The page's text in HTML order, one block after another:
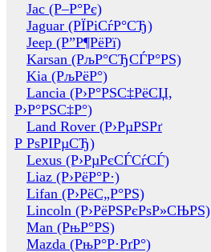
Jac (Р–Р°Рє)
Jaguar (РЇРіСѓР°СЂ)
Jeep (Р”Р¶РёРї)
Karsan (РљР°СЂСЃР°РЅ)
Kia (РљРёР°)
Lancia (Р›Р°РЅС‡РёСЏ,
Р›Р°РЅС‡Р°)
Land Rover (Р›РµРЅРґ
Р РѕРІРµСЂ)
Lexus (Р›РµРєСЃСѓСЃ)
Liaz (Р›РёР°Р·)
Lifan (Р›РёС„Р°РЅ)
Lincoln (Р›РёРЅРєРѕР»СЊРЅ)
Man (РњР°РЅ)
Mazda (РњР°Р·РґР°)